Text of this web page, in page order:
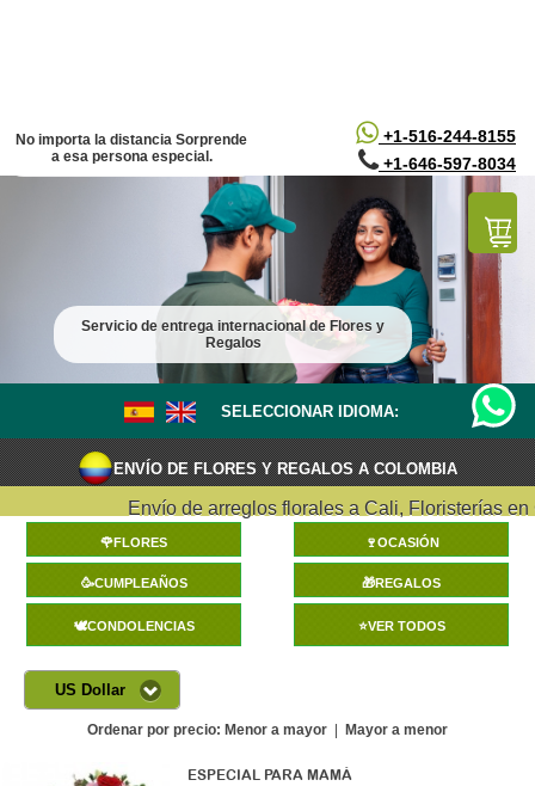
+1-516-244-8155
+1-646-597-8034
No importa la distancia Sorprende
a esa persona especial.
Servicio de entrega internacional de Flores y
Regalos
SELECCIONAR IDIOMA:
ENVÍO DE FLORES Y REGALOS A COLOMBIA
Envío de arreglos florales a Cali, Floristerías en
🌹FLORES 🍷OCASIÓN
🥳CUMPLEAÑOS 🎁REGALOS
🕊️CONDOLENCIAS ⭐VER TODOS
US Dollar
Ordenar por precio: Menor a mayor Mayor a menor
ESPECIAL PARA MAMÁ